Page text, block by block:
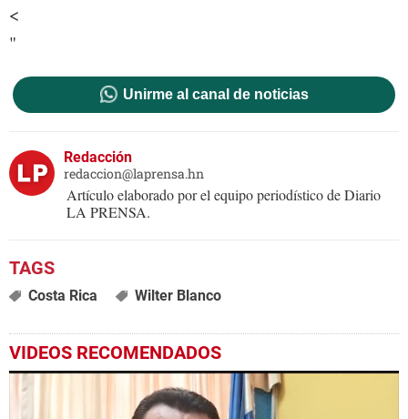
<
"
Unirme al canal de noticias
Redacción
redaccion@laprensa.hn
Artículo elaborado por el equipo periodístico de Diario
LA PRENSA.
Costa Rica Wilter Blanco
VIDEOS RECOMENDADOS